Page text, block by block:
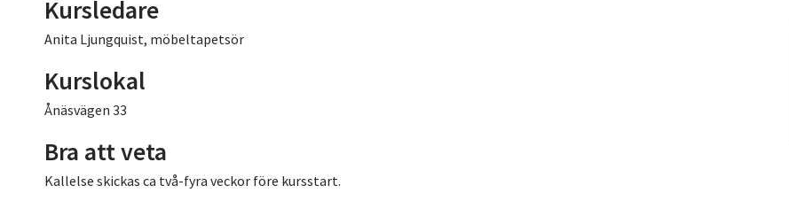
Kursledare
Anita Ljungquist, möbeltapetsör
Kurslokal
Ånäsvägen 33
Bra att veta
Kallelse skickas ca två-fyra veckor före kursstart.